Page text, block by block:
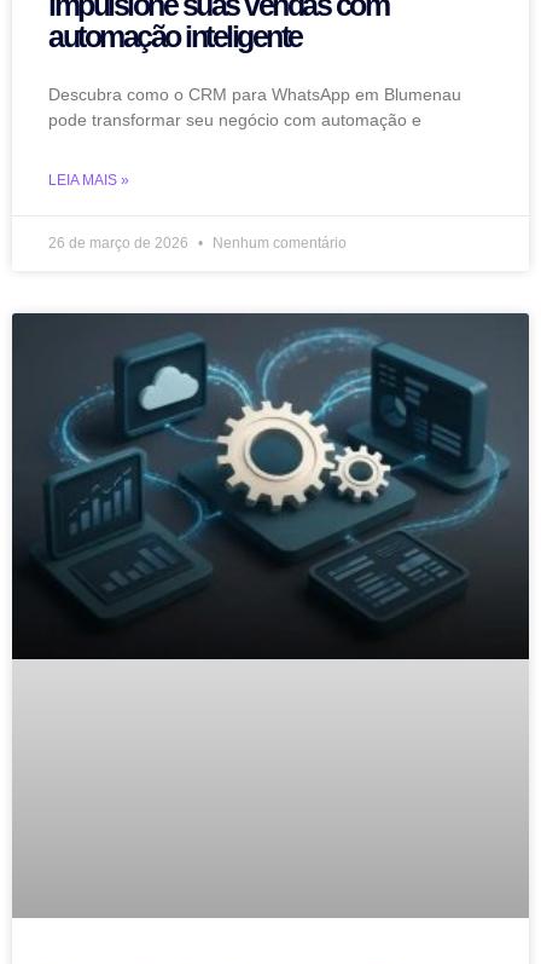
automação inteligente
Descubra como o CRM para WhatsApp em Blumenau
pode transformar seu negócio com automação e
LEIA MAIS »
26 de março de 2026 Nenhum comentário